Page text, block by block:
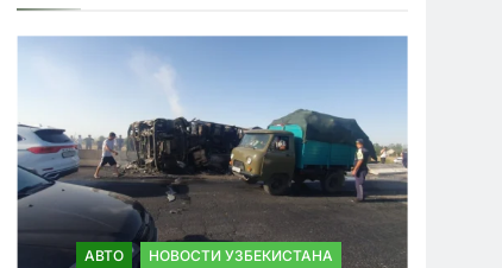
АВТО НОВОСТИ УЗБЕКИСТАНА